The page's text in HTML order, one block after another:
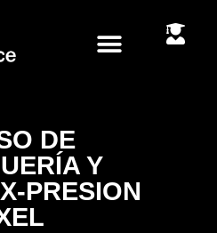
DE
Y
PRESION